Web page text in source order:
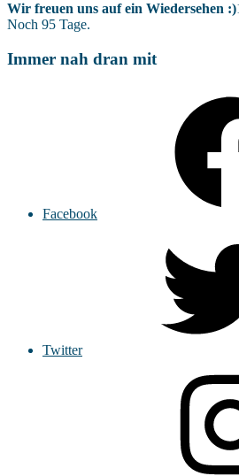
Wir freuen uns auf ein Wiedersehen :)
Noch 95 Tage.
Immer nah dran mit
Facebook
Twitter